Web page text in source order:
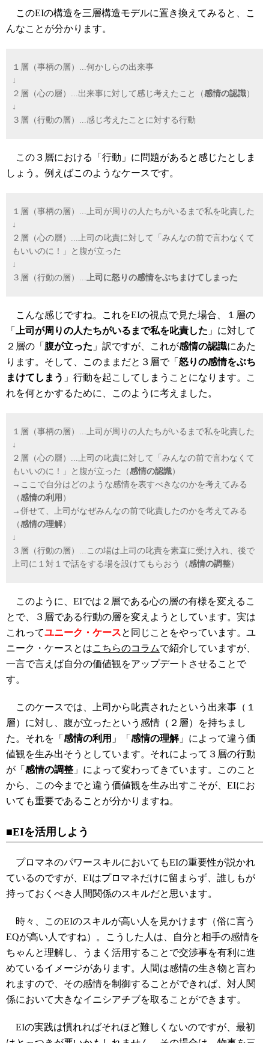
このEIの構造を三層構造モデルに置き換えてみると、こ
んなことが分かります。
１層（事柄の層）...何かしらの出来事
↓
２層（心の層）...出来事に対して感じ考えたこと（感情の認識）
↓
３層（行動の層）...感じ考えたことに対する行動
この３層における「行動」に問題があると感じたとしま
しょう。例えばこのようなケースです。
１層（事柄の層）...上司が周りの人たちがいるまで私を叱責した
↓
２層（心の層）...上司の叱責に対して「みんなの前で言わなくて
もいいのに！」と腹が立った
↓
３層（行動の層）...上司に怒りの感情をぶちまけてしまった
こんな感じですね。これをEIの視点で見た場合、１層の
「
上司が周りの人たちがいるまで私を叱責した 」に対して
２層の「 腹が立った 」訳ですが、これが感情の認識にあた
ります。そして、このままだと３層で「 怒りの感情をぶち
まけてしまう 」行動を起こしてしまうことになります。こ
れを何とかするために、このように考えました。
１層（事柄の層）...上司が周りの人たちがいるまで私を叱責した
↓
２層（心の層）...上司の叱責に対して「みんなの前で言わなくて
もいいのに！」と腹が立った（感情の認識）
→ここで自分はどのような感情を表すべきなのかを考えてみる
（感情の利用 ）
→併せて、上司がなぜみんなの前で叱責したのかを考えてみる
（感情の理解）
↓
３層（行動の層）...この場は上司の叱責を素直に受け入れ、後で
上司に１対１で話をする場を設けてもらおう（感情の調整）
このように、EIでは２層である心の層の有様を変えるこ
とで、３層である行動の層を変えようとしています。実は
これってユニーク・ケースと同じことをやっています。ユ
ニーク・ケースとはこちらのコラムで紹介していますが、
一言で言えば自分の価値観をアップデートさせることで
す。
このケースでは、上司から叱責されたという出来事（１
層）に対し、腹が立ったという感情（２層）を持ちまし
た。それを「 感情の利用 」「 感情の理解」によって違う価
値観を生み出そうとしています。それによって３層の行動
が「 感情の調整 」によって変わってきています。このこと
から、この今までと違う価値観を生み出すこそが、EIにお
いても重要であることが分かりますね。
■EIを活用しよう
プロマネのパワースキルにおいてもEIの重要性が説かれ
ているのですが、EIはプロマネだけに留まらず、誰しもが
持っておくべき人間関係のスキルだと思います。
時々、このEIのスキルが高い人を見かけます（俗に言う
EQが高い人ですね）。こうした人は、自分と相手の感情を
ちゃんと理解し、うまく活用することで交渉事を有利に進
めているイメージがあります。人間は感情の生き物と言わ
れますので、その感情を制御することができれば、対人関
係において大きなイニシアチブを取ることができます。
EIの実践は慣れればそれほど難しくないのですが、最初